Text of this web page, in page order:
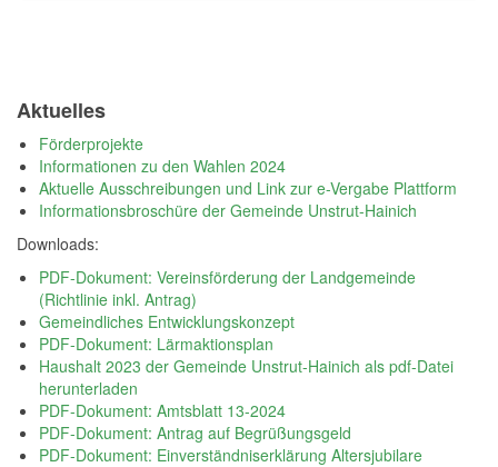
Aktuelles
Förderprojekte
Informationen zu den Wahlen 2024
Aktuelle Ausschreibungen und Link zur e-Vergabe Plattform
Informationsbroschüre der Gemeinde Unstrut-Hainich
Downloads:
PDF-Dokument: Vereinsförderung der Landgemeinde
(Richtlinie inkl. Antrag)
Gemeindliches Entwicklungskonzept
PDF-Dokument: Lärmaktionsplan
Haushalt 2023 der Gemeinde Unstrut-Hainich als pdf-Datei
herunterladen
PDF-Dokument: Amtsblatt 13-2024
PDF-Dokument: Antrag auf Begrüßungsgeld
PDF-Dokument: Einverständniserklärung Altersjubilare